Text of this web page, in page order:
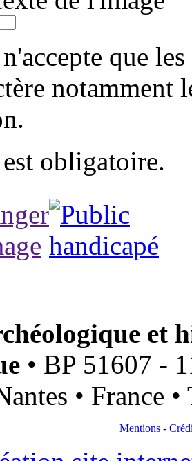
que
notamment
obligatoire.
et
• BP 51607 -
• France
Mentions-